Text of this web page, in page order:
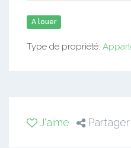
A louer
Type de propriété:
J'aime Partager